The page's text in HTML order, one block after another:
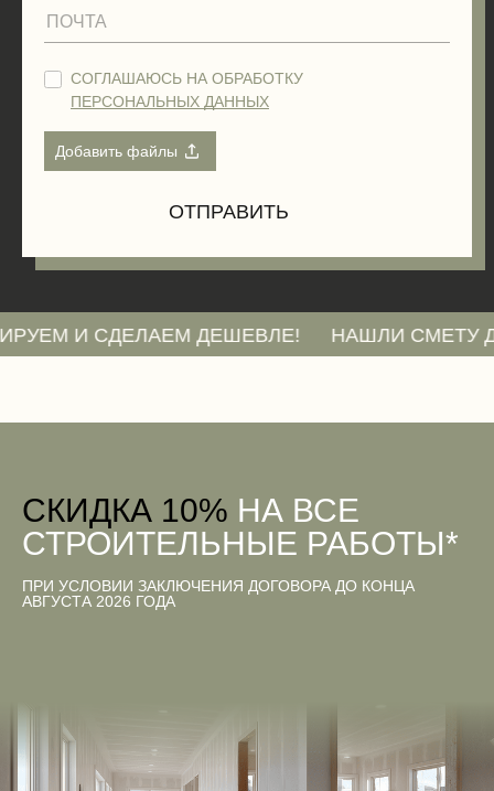
СОГЛАШАЮСЬ НА ОБРАБОТКУ
ПЕРСОНАЛЬНЫХ ДАННЫХ
СДЕЛАЕМ ДЕШЕВЛЕ! НАШЛИ СМЕТУ
CКИДКА 10% НА ВСЕ
СТРОИТЕЛЬНЫЕ РАБОТЫ*
ПРИ УСЛОВИИ ЗАКЛЮЧЕНИЯ ДОГОВОРА ДО КОНЦА
АВГУСТА 2026 ГОДА